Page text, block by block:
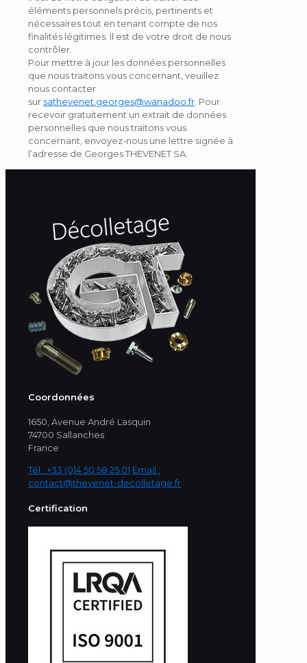
éléments personnels précis, pertinents et
nécessaires tout en tenant compte de nos
finalités légitimes. Il est de votre droit de nous
contrôler.
Pour mettre à jour les données personnelles
que nous traitons vous concernant, veuillez
nous contacter
sur sathevenet.georges@wanadoo.fr . Pour
recevoir gratuitement un extrait de données
personnelles que nous traitons vous
concernant, envoyez-nous une lettre signée à
l’adresse de Georges THEVENET SA.
Coordonnées
1650, Avenue André Lasquin
74700 Sallanches
France
Tél : +33 (0)4 50 58 25 01 Email :
contact@thevenet-decolletage.fr
Certification